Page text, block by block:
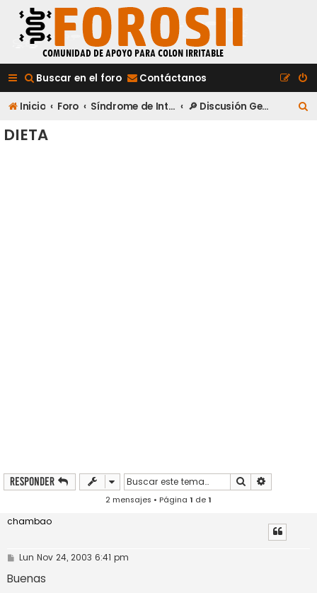
Buscar en el foro Contáctanos
Inicio Foro Síndrome de Intestino Irritable 🔎 Discusión General y Control de Síntomas
DIETA
Responder Buscar
2 mensajes • Página 1 de1
chambao
M
n
s
Lun Nov 24, 2003 6:41 pm
Buenas